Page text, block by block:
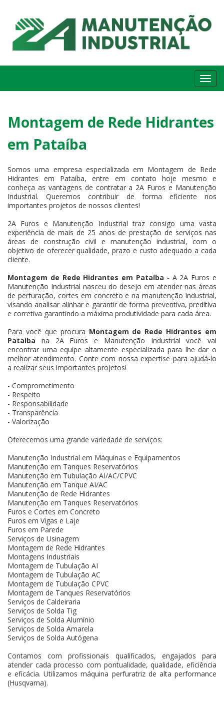
Montagem de Rede Hidrantes
em Pataíba
Somos uma empresa especializada em Montagem de Rede
Hidrantes em Pataíba, entre em contato hoje mesmo e
conheça as vantagens de contratar a 2A Furos e Manutenção
Industrial. Queremos contribuir de forma eficiente nos
importantes projetos de nossos clientes!
2A Furos e Manutenção Industrial traz consigo uma vasta
experiência de mais de 25 anos de prestação de serviços nas
áreas de construção civil e manutenção industrial, com o
objetivo de oferecer qualidade, prazo e custo adequado a cada
cliente.
Montagem de Rede Hidrantes em Pataíba - A 2A Furos e
Manutenção Industrial nasceu do desejo em atender nas áreas
de perfuração, cortes em concreto e na manutenção industrial,
visando analisar alinhar e garantir de forma preventiva, preditiva
e corretiva garantindo a máxima produtividade para cada área.
Para você que procura Montagem de Rede Hidrantes em
Pataíba na 2A Furos e Manutenção Industrial você vai
encontrar uma equipe altamente especializada para lhe dar o
melhor atendimento. Conte com nossa expertise para ajudá-lo
a realizar seus importantes projetos!
- Comprometimento
- Respeito
- Responsabilidade
- Transparência
- Valorização
Oferecemos uma grande variedade de serviços:
Manutenção Industrial em Máquinas e Equipamentos
Manutenção em Tanques Reservatórios
Manutenção em Tubulação AI/AC/CPVC
Manutenção em Tanque AI/AC
Manutenção de Rede Hidrantes
Manutenção em Tanques Reservatórios
Furos e Cortes em Concreto
Furos em Vigas e Laje
Furos em Parede
Serviços de Usinagem
Montagem de Rede Hidrantes
Montagens Industriais
Montagem de Tubulação AI
Montagem de Tubulação AC
Montagem de Tubulação CPVC
Montagem de Tanques Reservatórios
Serviços de Caldeiraria
Serviços de Solda Tig
Serviços de Solda Alumínio
Serviços de Solda Amarela
Serviços de Solda Autógena
Contamos com profissionais qualificados, engajados para
atender cada processo com pontualidade, qualidade, eficiência
e eficácia. Utilizamos máquina perfuratriz de alta performance
(Husqvarna).